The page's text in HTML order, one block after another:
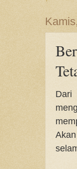
Dari